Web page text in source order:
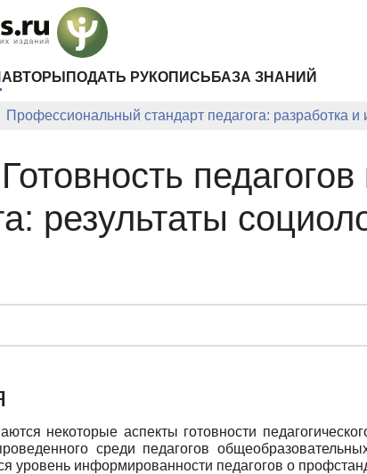
АВТОРЫ ПОДАТЬ РУКОПИСЬ БАЗА ЗНАНИЙ
Профессиональный стандарт педагога: разработка
результаты
некоторые аспекты готовности
среди педагогов
уровень информированности педагогов о